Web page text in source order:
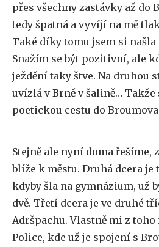
přes všechny zastávky až do
tedy špatná a vyvíjí na mě
Také díky tomu jsem si našla
Snažím se být pozitivní, ale
ježdění taky štve. Na druhou
uvízlá v Brně v šalině…
poetickou cestu do
Stejně ale nyní doma řešíme,
blíže k městu. Druhá dcera je
kdyby šla na gymnázium, už
dvě. Třetí dcera je ve druhé
Adršpachu. Vlastně mi z
Police, kde už je spojení s